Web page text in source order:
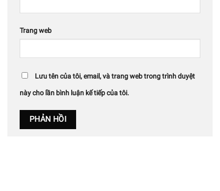
Trang web
Lưu tên của tôi, email, và trang web trong trình duyệt
này cho lần bình luận kế tiếp của tôi.